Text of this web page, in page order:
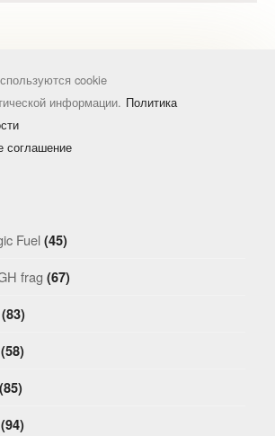
cookie
информации. Политика
соглашение
Fuel (45)
frag (67)
(83)
(58)
(85)
(94)